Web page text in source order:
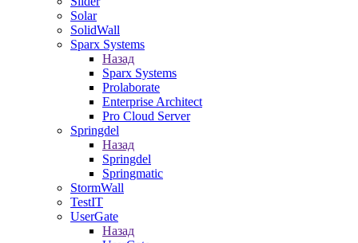
Solar
SolidWall
Sparx Systems
Назад
Sparx Systems
Prolaborate
Enterprise Architect
Pro Cloud Server
Springdel
Назад
Springdel
Springmatic
StormWall
TestIT
UserGate
Назад